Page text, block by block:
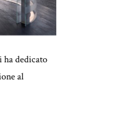
dedicato
al